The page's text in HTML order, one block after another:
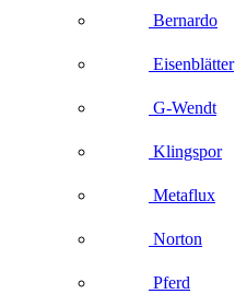
Bernardo
Eisenblätter
G-Wendt
Klingspor
Metaflux
Norton
Pferd